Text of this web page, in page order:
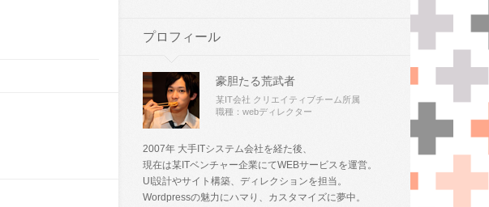
プロフィール
豪胆たる荒武者
某IT会社 クリエイティブチーム所属
職種：webディレクター
2007年 大手ITシステム会社を経た後、
現在は某ITベンチャー企業にてWEBサービスを運営。
UI設計やサイト構築、ディレクションを担当。
Wordpressの魅力にハマり、カスタマイズに夢中。